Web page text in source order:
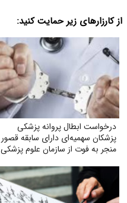
از کارزارهای زیر حمایت کنید:
درخواست ابطال پروانه پزشکی
پزشکان سهمیه‌ای دارای سابقه قصور
منجر به فوت از سازمان علوم پزشکی